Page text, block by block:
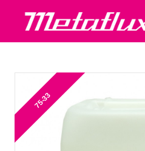
75-33